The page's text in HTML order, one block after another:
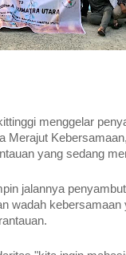
menggelar
yang sedang
jalannya
wadah